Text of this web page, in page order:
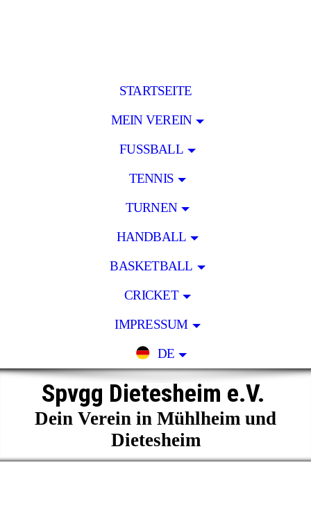
STARTSEITE
MEIN VEREIN
FUSSBALL
TENNIS
TURNEN
HANDBALL
BASKETBALL
CRICKET
IMPRESSUM
DE
Spvgg Dietesheim e.V.
Dein Verein in Mühlheim und
Dietesheim